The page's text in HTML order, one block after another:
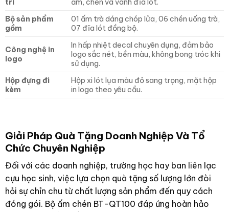
Bộ sản phẩm
gồm
01 ấm trà dáng chóp lửa, 06 chén uống trà,
07 đĩa lót đồng bộ.
Công nghệ in
logo
In hấp nhiệt decal chuyên dụng, đảm bảo
logo sắc nét, bền màu, không bong tróc khi
sử dụng.
Hộp đựng đi
kèm
Hộp xi lót lụa màu đỏ sang trọng, mặt hộp
in logo theo yêu cầu.
Giải Pháp Quà Tặng Doanh Nghiệp Và Tổ
Chức Chuyên Nghiệp
Đối với các doanh nghiệp, trường học hay ban liên lạc
cựu học sinh, việc lựa chọn quà tặng số lượng lớn đòi
hỏi sự chỉn chu từ chất lượng sản phẩm đến quy cách
đóng gói. Bộ ấm chén BT-QT100 đáp ứng hoàn hảo